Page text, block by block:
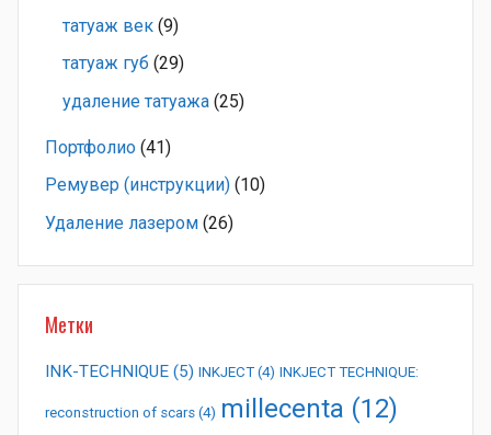
татуаж век (9)
татуаж губ (29)
удаление татуажа (25)
Портфолио (41)
Ремувер (инструкции) (10)
Удаление лазером (26)
Метки
INK-TECHNIQUE (5) INKJECT (4) INKJECT TECHNIQUE:
reconstruction of scars (4) millecenta (12)